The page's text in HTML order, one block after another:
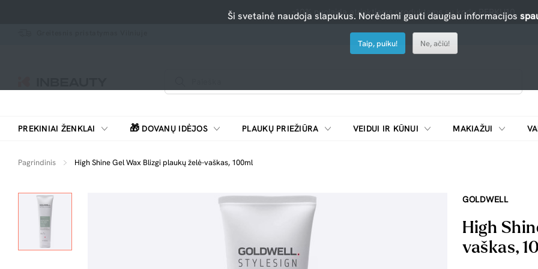
-10% nuolaida atrinktiems produktams su kodu PERKU10
PREKINIAI ŽENKLAI 🎁 DOVANŲ IDĖJOS PLAUKŲ PRIEŽIŪRA VEIDUI IR KŪNUI MAKIAŽUI
Pagrindinis High Shine Gel Wax Blizgi plaukų želė-vaškas, 100ml
GOLDWELL
High
vaškas,
Ši svetainė naudoja slapukus. Norėdami gauti daugiau informacijos
Taip, puiku! Ne, ačiū!